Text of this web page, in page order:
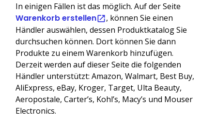
In einigen Fällen ist das möglich. Auf der Seite
Warenkorb erstellen
, können Sie einen
Händler auswählen, dessen Produktkatalog Sie
durchsuchen können. Dort können Sie dann
Produkte zu einem Warenkorb hinzufügen.
Derzeit werden auf dieser Seite die folgenden
Händler unterstützt: Amazon, Walmart, Best Buy,
AliExpress, eBay, Kroger, Target, Ulta Beauty,
Aeropostale, Carter’s, Kohl’s, Macy’s und Mouser
Electronics.